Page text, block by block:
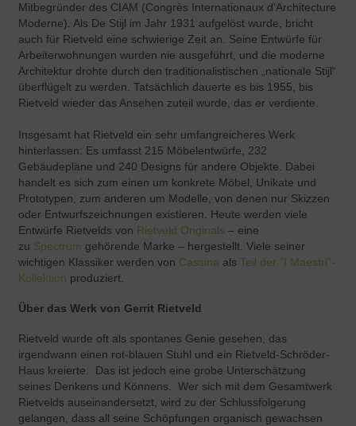
Mitbegründer des CIAM (Congrès Internationaux d'Architecture
Moderne). Als De Stijl im Jahr 1931 aufgelöst wurde, bricht
auch für Rietveld eine schwierige Zeit an. Seine Entwürfe für
Arbeiterwohnungen wurden nie ausgeführt, und die moderne
Architektur drohte durch den traditionalistischen „nationale Stijl“
überflügelt zu werden. Tatsächlich dauerte es bis 1955, bis
Rietveld wieder das Ansehen zuteil wurde, das er verdiente.
Insgesamt hat Rietveld ein sehr umfangreicheres Werk
hinterlassen: Es umfasst 215 Möbelentwürfe, 232
Gebäudepläne und 240 Designs für andere Objekte. Dabei
handelt es sich zum einen um konkrete Möbel, Unikate und
Prototypen, zum anderen um Modelle, von denen nur Skizzen
oder Entwurfszeichnungen existieren. Heute werden viele
Entwürfe Rietvelds von Rietveld Originals – eine
zu Spectrum gehörende Marke – hergestellt. Viele seiner
wichtigen Klassiker werden von Cassina alsTeil der "I Maestri"-
Kollektion produziert.
Über das Werk von Gerrit Rietveld
Rietveld wurde oft als spontanes Genie gesehen, das
irgendwann einen rot-blauen Stuhl und ein Rietveld-Schröder-
Haus kreierte. Das ist jedoch eine grobe Unterschätzung
seines Denkens und Könnens. Wer sich mit dem Gesamtwerk
Rietvelds auseinandersetzt, wird zu der Schlussfolgerung
gelangen, dass all seine Schöpfungen organisch gewachsen